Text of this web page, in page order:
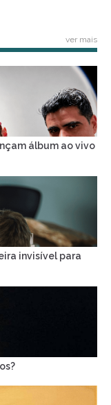
ver mais
álbum ao vivo
invisível para